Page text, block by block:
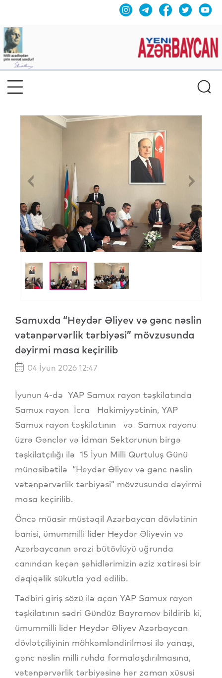
Previous
Samuxda “Heydər Əliyev və gənc nəslin
vətənpərvərlik tərbiyəsi” mövzusunda
dəyirmi masa keçirilib
04 İyun 2026 12:47
İyunun 4-də YAP Samux rayon təşkilatında
Samux rayon İcra Hakimiyyətinin, YAP
Samux rayon təşkilatının və Samux rayonu
üzrə Gənclər və İdman Sektorunun birgə
təşkilatçılığı ilə 15 İyun Milli Qurtuluş Günü
münasibətilə “Heydər Əliyev və gənc nəslin
vətənpərvərlik tərbiyəsi” mövzusunda dəyirmi
masa keçirilib.
Öncə müasir müstəqil Azərbaycan dövlətinin
banisi, ümummilli lider Heydər Əliyevin və
Azərbaycanın ərazi bütövlüyü uğrunda
canından keçən şəhidlərimizin əziz xatirəsi bir
dəqiqəlik sükutla yad edilib.
Tədbiri giriş sözü ilə açan YAP Samux rayon
təşkilatının sədri Gündüz Bayramov bildirib ki,
ümummilli lider Heydər Əliyev Azərbaycan
dövlətçiliyinin möhkəmləndirilməsi ilə yanaşı,
gənc nəslin milli ruhda formalaşdırılmasına,
vətənpərvərlik tərbiyəsinə hər zaman xüsusi